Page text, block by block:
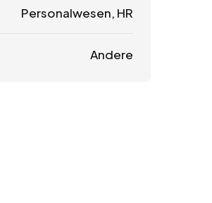
Personalwesen, HR
Andere